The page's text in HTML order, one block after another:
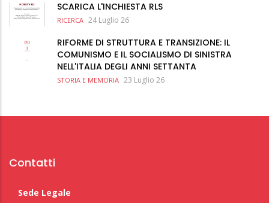
SCARICA L'INCHIESTA RLS
RICERCA 24 Luglio 26
RIFORME DI STRUTTURA E TRANSIZIONE: IL
COMUNISMO E IL SOCIALISMO DI SINISTRA
NELL'ITALIA DEGLI ANNI SETTANTA
STORIA E MEMORIA 23 Luglio 26
Contatti
Sede Legale